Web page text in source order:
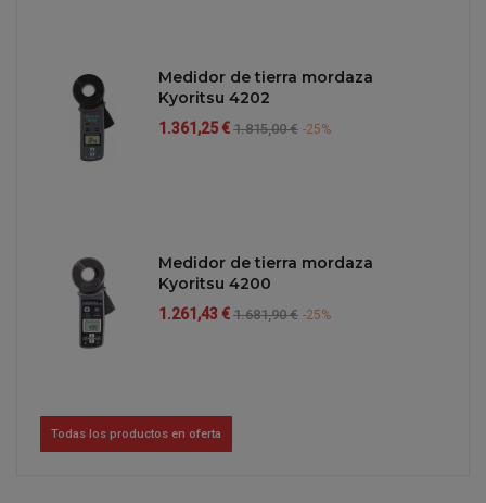
Medidor de tierra mordaza
Kyoritsu 4202
Precio
1.361,25 €Precio
1.815,00 € -25%
Medidor de tierra mordaza
Kyoritsu 4200
Precio
1.261,43 €Precio
1.681,90 € -25%
Todas los productos en oferta